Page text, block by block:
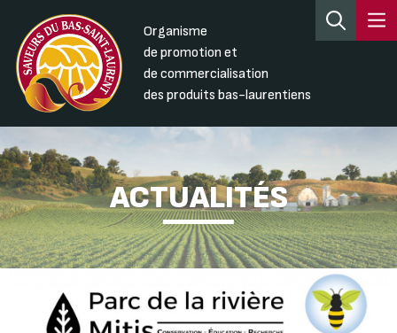
Organisme
de promotion et
de commercialisation
des produits bas-laurentiens
ACTUALITÉS